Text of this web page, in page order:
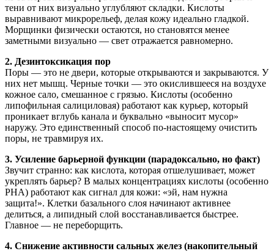
тени от них визуально углубляют складки. Кислоты
выравнивают микрорельеф, делая кожу идеально гладкой.
Морщинки физически остаются, но становятся менее
заметными визуально — свет отражается равномерно.
2. Дезинтоксикация пор
Поры — это не двери, которые открываются и закрываются. У
них нет мышц. Черные точки — это окислившееся на воздухе
кожное сало, смешанное с грязью. Кислоты (особенно
липофильная салициловая) работают как курьер, который
проникает вглубь канала и буквально «выносит мусор»
наружу. Это единственный способ по-настоящему очистить
поры, не травмируя их.
3. Усиление барьерной функции (парадоксально, но факт)
Звучит странно: как кислота, которая отшелушивает, может
укреплять барьер? В малых концентрациях кислоты (особенно
PHA) работают как сигнал для кожи: «эй, нам нужна
защита!». Клетки базального слоя начинают активнее
делиться, а липидный слой восстанавливается быстрее.
Главное — не переборщить.
4. Снижение активности сальных желез (накопительный